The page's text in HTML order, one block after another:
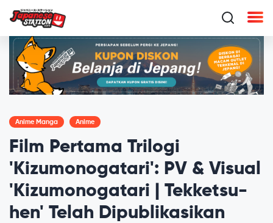
Anime Manga Anime
Film Pertama Trilogi
'Kizumonogatari': PV & Visual
'Kizumonogatari | Tekketsu-
hen' Telah Dipublikasikan